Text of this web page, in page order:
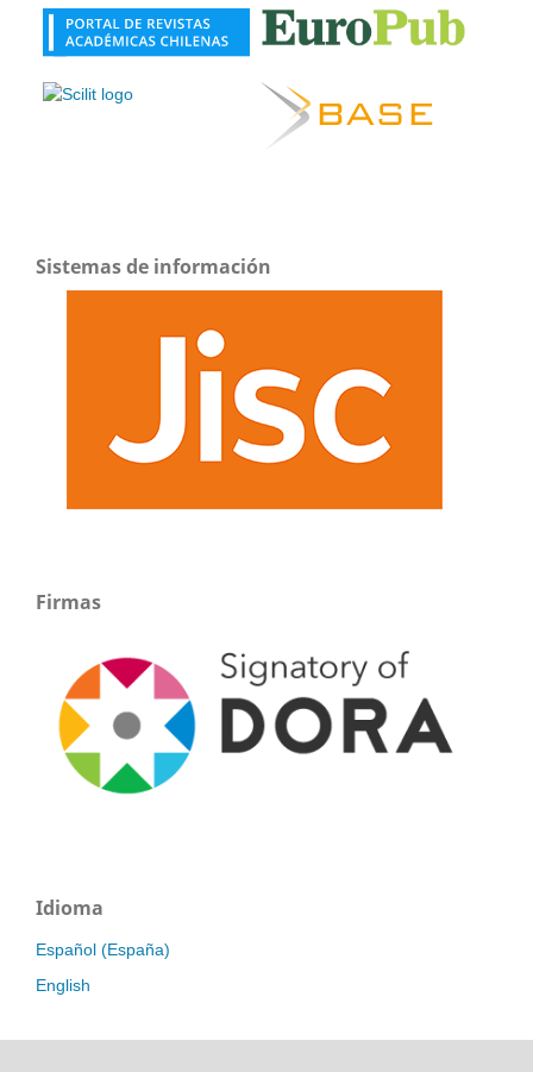
Sistemas de información
Firmas
Idioma
Español (España)
English